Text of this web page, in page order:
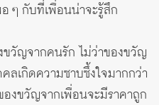
ๆ กับที่เพื่อนน่าจะรู้สึก
ขวัญจากคนรัก ไม่ว่าของขวัญ
เกิดความซาบซึ้งใจมากกว่า
งขวัญจากเพื่อนจะมีราคาถูก